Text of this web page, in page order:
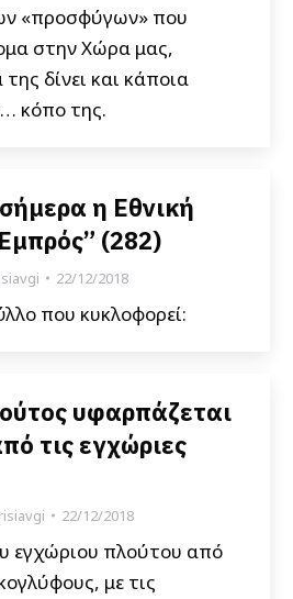
«προσφύγων» που
στην Χώρα μας,
δίνει και κάποια
κόπο της.
η Εθνική
(282)
22/12/2018
που κυκλοφορεί:
υφαρπάζεται
τις εγχώριες
22/12/2018
εγχώριου πλούτου από
με τις